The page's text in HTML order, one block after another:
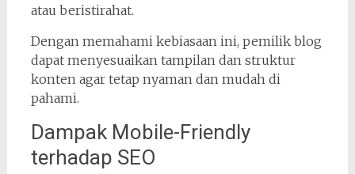
atau beristirahat.
Dengan memahami kebiasaan ini, pemilik blog
dapat menyesuaikan tampilan dan struktur
konten agar tetap nyaman dan mudah di
pahami.
Dampak Mobile-Friendly
terhadap SEO